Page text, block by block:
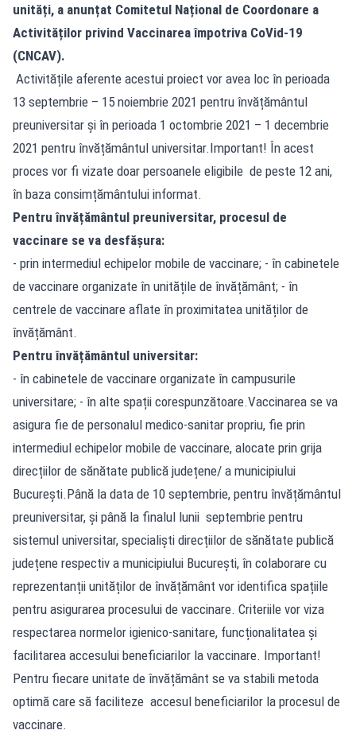
unități, a anunțat Comitetul Național de Coordonare a
Activităților privind Vaccinarea împotriva CoVid-19
(CNCAV).
Activitățile aferente acestui proiect vor avea loc în perioada
13 septembrie – 15 noiembrie 2021 pentru învățământul
preuniversitar și în perioada 1 octombrie 2021 – 1 decembrie
2021 pentru învățământul universitar.Important! În acest
proces vor fi vizate doar persoanele eligibile de peste 12 ani,
în baza consimțământului informat.
Pentru învățământul preuniversitar, procesul de
vaccinare se va desfășura:
- prin intermediul echipelor mobile de vaccinare; - în cabinetele
de vaccinare organizate în unitățile de învățământ; - în
centrele de vaccinare aflate în proximitatea unităților de
învățământ.
Pentru învățământul universitar:
- în cabinetele de vaccinare organizate în campusurile
universitare; - în alte spații corespunzătoare.Vaccinarea se va
asigura fie de personalul medico-sanitar propriu, fie prin
intermediul echipelor mobile de vaccinare, alocate prin grija
direcțiilor de sănătate publică județene/ a municipiului
București.Până la data de 10 septembrie, pentru învățământul
preuniversitar, și până la finalul lunii septembrie pentru
sistemul universitar, specialiști direcțiilor de sănătate publică
județene respectiv a municipiului București, în colaborare cu
reprezentanții unităților de învățământ vor identifica spațiile
pentru asigurarea procesului de vaccinare. Criteriile vor viza
respectarea normelor igienico-sanitare, funcționalitatea și
facilitarea accesului beneficiarilor la vaccinare. Important!
Pentru fiecare unitate de învățământ se va stabili metoda
optimă care să faciliteze accesul beneficiarilor la procesul de
vaccinare.